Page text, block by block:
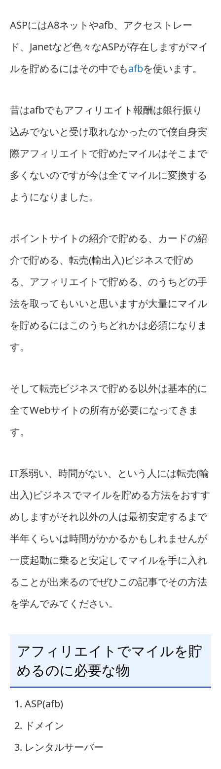
ASPにはA8ネットやafb、アクセストレー
ド、Janetなど色々なASPが存在しますがマイ
ルを貯めるにはその中でもafbを使います。
昔はafbでもアフィリエイト報酬は銀行振り
込みでないと受け取れなかったので僕自身実
際アフィリエイトで貯めたマイルはそこまで
多くないのですが今は全てマイルに変換する
ようになりました。
ポイントサイトの紹介で貯める、カードの紹
介で貯める、転売(輸出入)ビジネスで貯め
る、アフィリエイトで貯める、のうちどの手
法を取ってもいいと思いますが大量にマイル
を貯めるにはこのうちどれかは必須になりま
す。
そして転売ビジネスで貯める以外は基本的に
全てWebサイトの所有が必要になってきま
す。
IT系弱い、時間がない、という人には転売(輸
出入)ビジネスでマイルを貯める方法をおすす
めしますがそれ以外の人は最初安定するまで
半年くらいは時間がかかるかもしれませんが
一度起動に乗ると安定してマイルを手に入れ
ることが出来るのでぜひこの記事でその方法
を学んでみてください。
アフィリエイトでマイルを貯
めるのに必要な物
ASP(afb)
ドメイン
レンタルサーバー